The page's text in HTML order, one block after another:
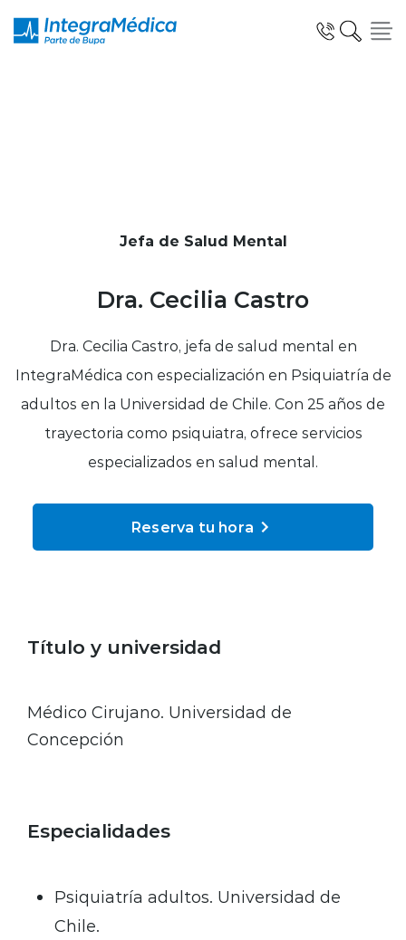
Planes y Convenios
Reserva de Horas
Jefa de Salud Mental
Dra. Cecilia Castro
Dra. Cecilia Castro, jefa de salud mental en
IntegraMédica con especialización en Psiquiatría de
adultos en la Universidad de Chile. Con 25 años de
trayectoria como psiquiatra, ofrece servicios
especializados en salud mental.
Reserva tu hora
Título y universidad
Médico Cirujano. Universidad de
Concepción
Especialidades
Psiquiatría adultos. Universidad de
Chile.